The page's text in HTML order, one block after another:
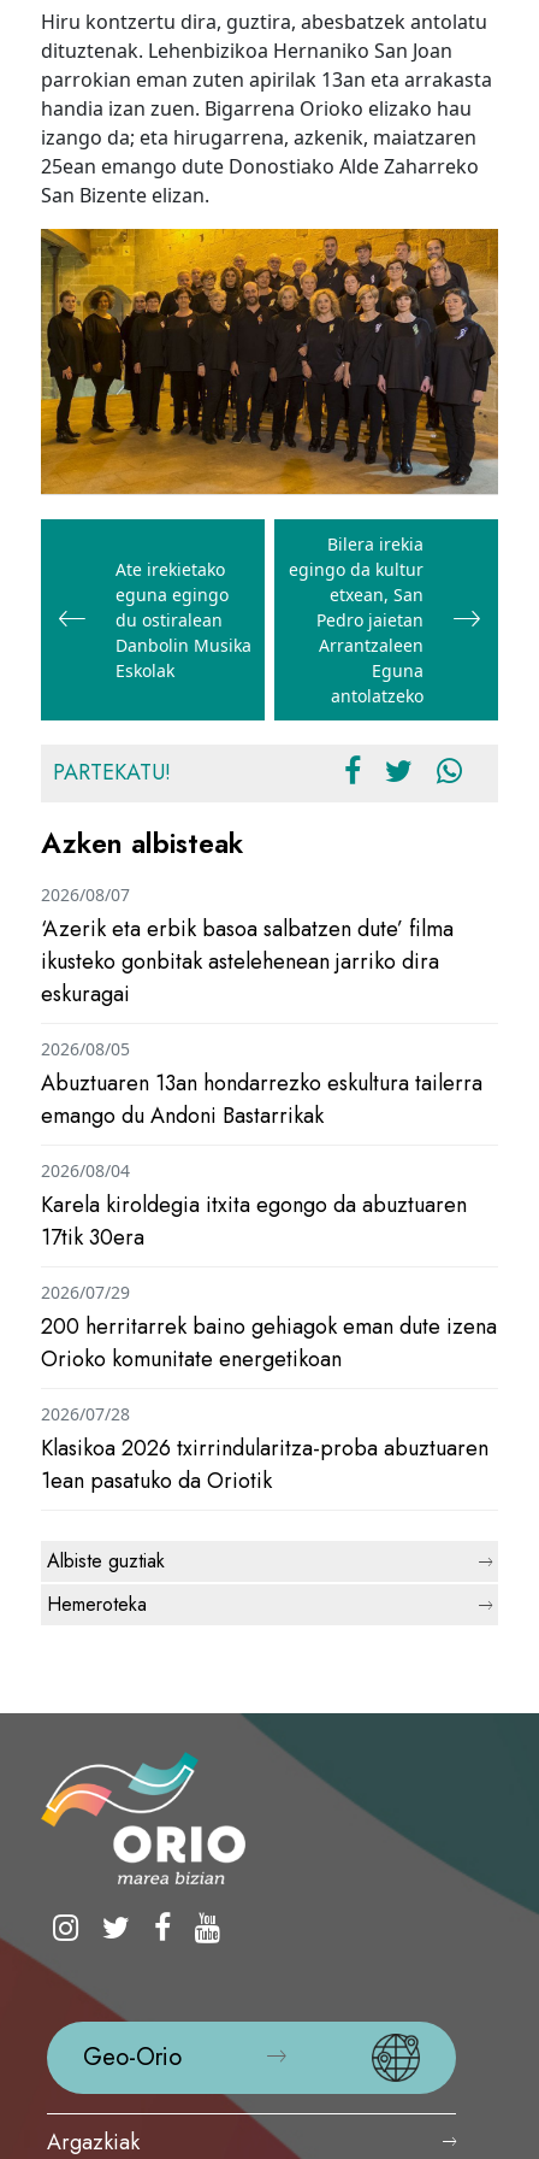
Hiru kontzertu dira, guztira, abesbatzek antolatu
dituztenak. Lehenbizikoa Hernaniko San Joan
parrokian eman zuten apirilak 13an eta arrakasta
handia izan zuen. Bigarrena Orioko elizako hau
izango da; eta hirugarrena, azkenik, maiatzaren
25ean emango dute Donostiako Alde Zaharreko
San Bizente elizan.
Bidalketetan
nabigatuAte irekietako
eguna egingo
du ostiralean
Danbolin Musika
Eskolak
Bilera irekia
egingo da kultur
etxean, San
Pedro jaietan
Arrantzaleen
Eguna
antolatzeko
PARTEKATU!
Azken albisteak
‘Azerik eta erbik basoa salbatzen dute’ filma
ikusteko gonbitak astelehenean jarriko dira
eskuragai
2026/08/07
Abuztuaren 13an hondarrezko eskultura tailerra
emango du Andoni Bastarrikak
2026/08/05
Karela kiroldegia itxita egongo da abuztuaren
17tik 30era
2026/08/04
200 herritarrek baino gehiagok eman dute izena
Orioko komunitate energetikoan
2026/07/29
Klasikoa 2026 txirrindularitza-proba abuztuaren
1ean pasatuko da Oriotik
2026/07/28
Albiste guztiak
Hemeroteka
Geo-Orio
Argazkiak